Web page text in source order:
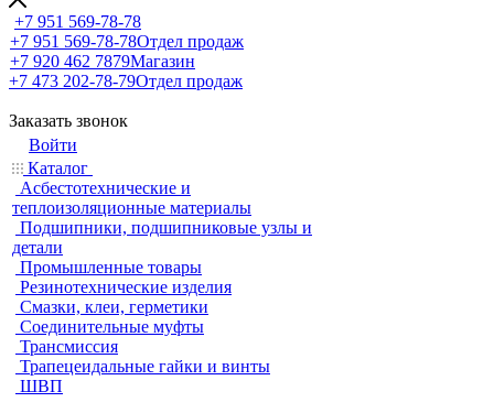
+7 951 569-78-78
+7 951 569-78-78Отдел продаж
+7 920 462 7879Магазин
+7 473 202-78-79Отдел продаж
Заказать звонок
Войти
Каталог
Асбестотехнические и
теплоизоляционные материалы
Подшипники, подшипниковые узлы и
детали
Промышленные товары
Резинотехнические изделия
Смазки, клеи, герметики
Соединительные муфты
Трансмиссия
Трапецеидальные гайки и винты
ШВП